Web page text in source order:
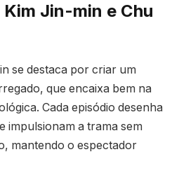
Jin-min e Chu
se destaca por criar um
que encaixa bem na
Cada episódio desenha
impulsionam a trama sem
mantendo o espectador